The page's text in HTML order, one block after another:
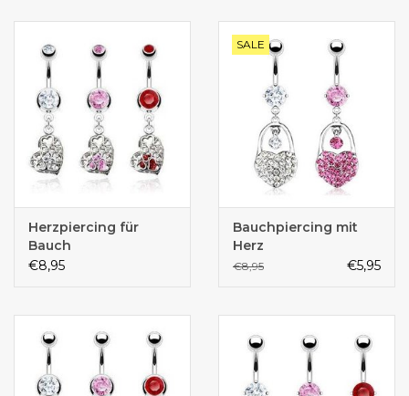
Herzpiercing für
Bauch
€8,95
SALE
Bauchpiercing mit
Herz
€8,95 €5,95